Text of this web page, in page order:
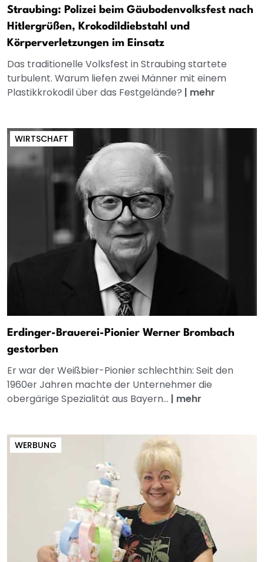
Straubing: Polizei beim Gäubodenvolksfest nach
Hitlergrüßen, Krokodildiebstahl und
Körperverletzungen im Einsatz
Das traditionelle Volksfest in Straubing startete
turbulent. Warum liefen zwei Männer mit einem
Plastikkrokodil über das Festgelände? | mehr
WIRTSCHAFT
Erdinger-Brauerei-Pionier Werner Brombach
gestorben
Er war der Weißbier-Pionier schlechthin: Seit den
1960er Jahren machte der Unternehmer die
obergärige Spezialität aus Bayern... | mehr
WERBUNG